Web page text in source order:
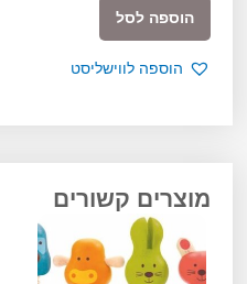
הוספה לסל
הוספה לווישליסט
מוצרים קשורים